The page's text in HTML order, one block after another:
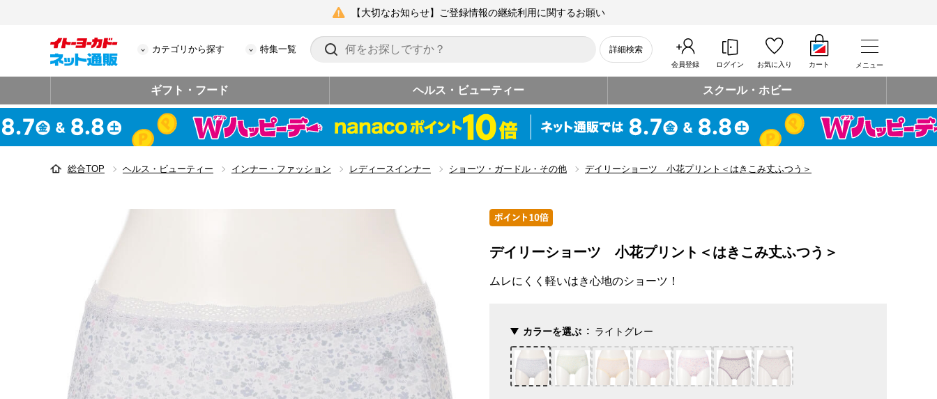
【大切なお知らせ】ご登録情報の継続利用に関するお願い
カテゴリから探す 特集一覧 詳細検索
会員登録 ログイン お気に入り カート メニュー
ギフト・フード ヘルス・ビューティー スクール・ホビー
総合TOP ヘルス・ビューティー インナー・ファッション レディースインナー ショーツ・ガードル・その他 デイリーショーツ 小花プリント＜はきこみ丈ふつう＞
デイリーショーツ 小花プリント＜はきこみ丈ふつう＞
ムレにくく軽いはき心地のショーツ！
カラーを選ぶ ライトグレー